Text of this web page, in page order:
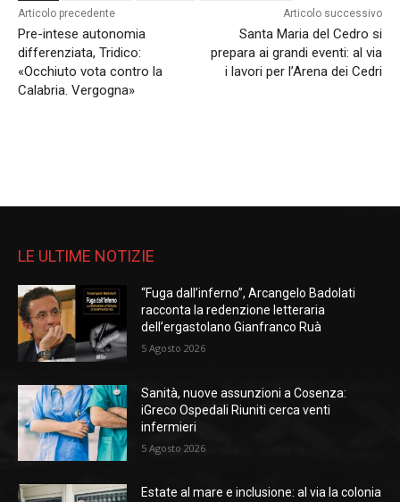
Articolo precedente
Pre-intese autonomia
differenziata, Tridico:
«Occhiuto vota contro la
Calabria. Vergogna»
Articolo successivo
Santa Maria del Cedro si
prepara ai grandi eventi: al via
i lavori per l’Arena dei Cedri
LE ULTIME NOTIZIE
“Fuga dall’inferno”, Arcangelo Badolati
racconta la redenzione letteraria
dell’ergastolano Gianfranco Ruà
5 Agosto 2026
Sanità, nuove assunzioni a Cosenza:
iGreco Ospedali Riuniti cerca venti
infermieri
5 Agosto 2026
Estate al mare e inclusione: al via la colonia